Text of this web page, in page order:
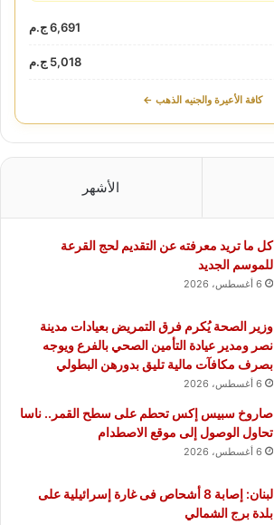
6,691 ج.م
5,018 ج.م
كافة الأعيرة والجنيه الذهب ←
الأشهر
كل ما تريد معرفته عن التقديم لحج القرعة
للموسم الجديد
6 أغسطس، 2026
وزير الصحة يُكرم فرق التمريض بعيادات مدينة
نصر ومدير عيادة التأمين الصحي بالفرع ويوجه
بصرف مكافآت مالية تليق بدورهن البطولي
6 أغسطس، 2026
صاروخ سبيس إكس تحطم على سطح القمر.. ناسا
تحاول الوصول إلى موقع الاصطدام
6 أغسطس، 2026
لبنان: إصابة 8 أشحاص فى غارة إسرائيلية على
بلدة برج الشمالي